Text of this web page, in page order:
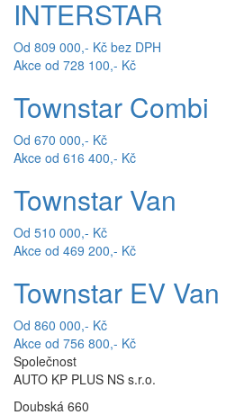
INTERSTAR
Od 809 000,- Kč bez DPH
Akce od 728 100,- Kč
Townstar Combi
Od 670 000,- Kč
Akce od 616 400,- Kč
Townstar Van
Od 510 000,- Kč
Akce od 469 200,- Kč
Townstar EV Van
Od 860 000,- Kč
Akce od 756 800,- Kč
Společnost
AUTO KP PLUS NS s.r.o.
Doubská 660